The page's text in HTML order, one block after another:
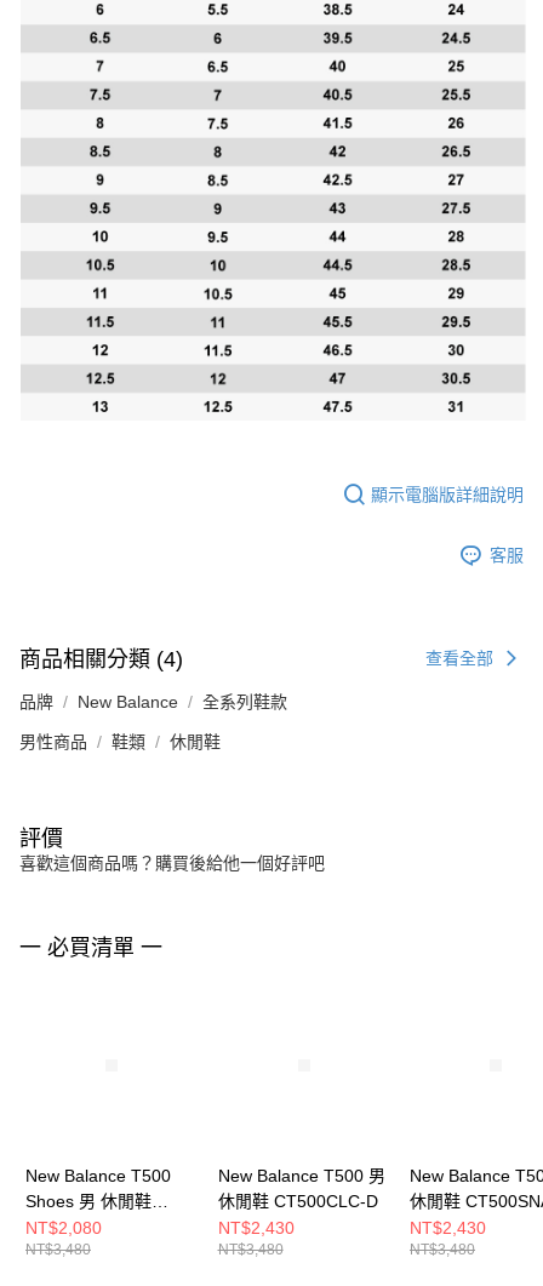
顯示電腦版詳細說明
客服
商品相關分類 (4) 查看全部
品牌 New Balance 全系列鞋款
男性商品 鞋類 休閒鞋
評價
喜歡這個商品嗎？購買後給他一個好評吧
一 必買清單 一
New Balance T500
Shoes 男 休閒鞋
CT500LPB-D
NT$2,080
NT$3,480
New Balance T500 男
休閒鞋 CT500CLC-D
NT$2,430
NT$3,480
New Balance
休閒鞋
NT$2,430
NT$3,480